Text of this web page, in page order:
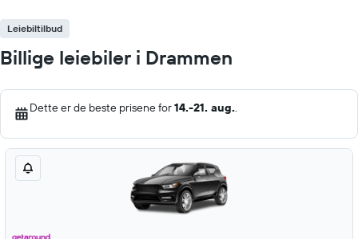
Leiebiltilbud
Billige leiebiler i Drammen
Dette er de beste prisene for14.-21. aug..